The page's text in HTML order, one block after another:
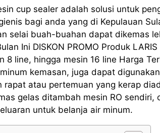
cup sealer adalah solusi untuk
bagi anda yang di Kepulauan
selai buah-buahan dapat dikemas
Ini DISKON PROMO Produk
8 line, hingga mesin 16 line Harga
kemasan, juga dapat
atau pertemuan yang kerap
gelas ditambah mesin RO sendiri,
untuk belanja air minum.